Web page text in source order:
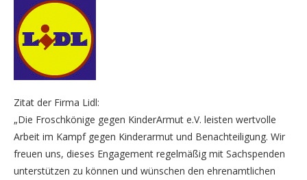
Zitat der Firma Lidl:
„Die Froschkönige gegen KinderArmut e.V. leisten wertvolle
Arbeit im Kampf gegen Kinderarmut und Benachteiligung. Wir
freuen uns, dieses Engagement regelmäßig mit Sachspenden
unterstützen zu können und wünschen den ehrenamtlichen